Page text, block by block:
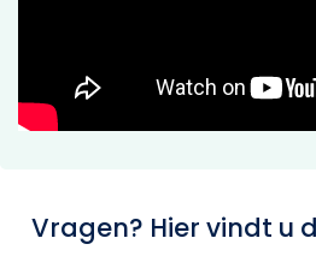
Vragen? Hier vindt u